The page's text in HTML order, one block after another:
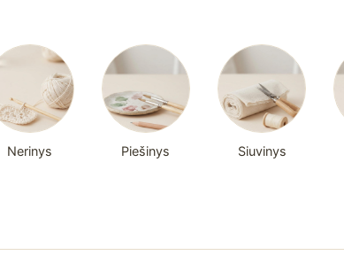
Nerinys Piešinys Siuvinys